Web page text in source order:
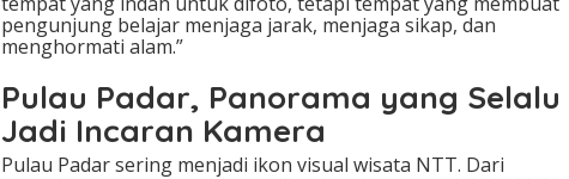
pengunjung belajar menjaga jarak, menjaga sikap, dan
menghormati alam.”
Pulau Padar, Panorama yang Selalu
Jadi Incaran Kamera
Pulau Padar sering menjadi ikon visual wisata NTT. Dari